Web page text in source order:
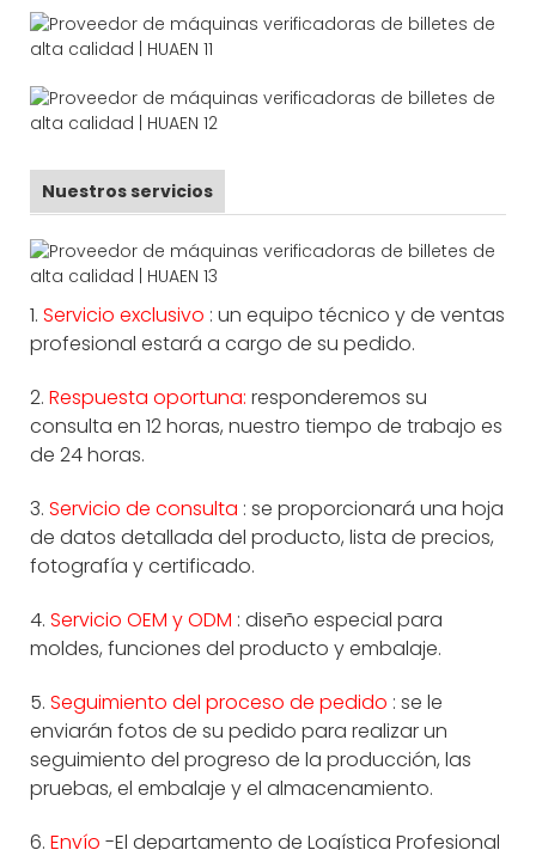
Nuestros servicios
1. Servicio exclusivo : un equipo técnico y de ventas
profesional estará a cargo de su pedido.
2. Respuesta oportuna: responderemos su
consulta en 12 horas, nuestro tiempo de trabajo es
de 24 horas.
3. Servicio de consulta : se proporcionará una hoja
de datos detallada del producto, lista de precios,
fotografía y certificado.
4. Servicio OEM y ODM : diseño especial para
moldes, funciones del producto y embalaje.
5. Seguimiento del proceso de pedido : se le
enviarán fotos de su pedido para realizar un
seguimiento del progreso de la producción, las
pruebas, el embalaje y el almacenamiento.
6. Envío -El departamento de Logística Profesional